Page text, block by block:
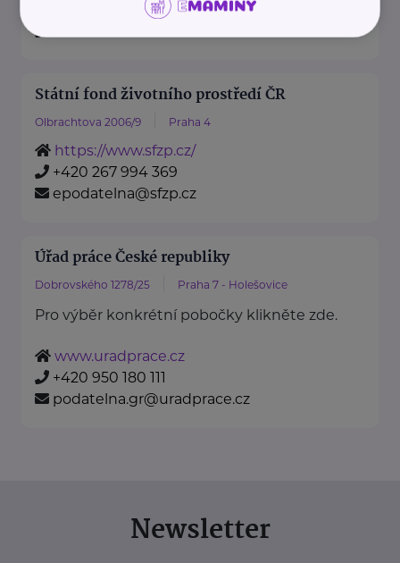
https://www.mzv.cz/
Státní fond životního prostředí ČR
Olbrachtova 2006/9 Praha 4
https://www.sfzp.cz/
+420 267 994 369
epodatelna@sfzp.cz
Úřad práce České republiky
Dobrovského 1278/25 Praha 7 - Holešovice
Pro výběr konkrétní pobočky klikněte zde.
www.uradprace.cz
+420 950 180 111
podatelna.gr@uradprace.cz
Newsletter